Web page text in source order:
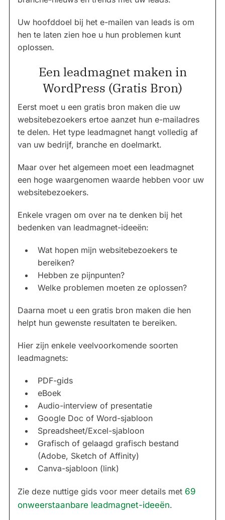
Uw hoofddoel bij het e-mailen van leads is om
hen te laten zien hoe u hun problemen kunt
oplossen.
Een leadmagnet maken in
WordPress (Gratis Bron)
Eerst moet u een gratis bron maken die uw
websitebezoekers ertoe aanzet hun e-mailadres
te delen. Het type leadmagnet hangt volledig af
van uw bedrijf, branche en doelmarkt.
Maar over het algemeen moet een leadmagnet
een hoge waargenomen waarde hebben voor uw
websitebezoekers.
Enkele vragen om over na te denken bij het
bedenken van leadmagnet-ideeën:
Wat hopen mijn websitebezoekers te
bereiken?
Hebben ze pijnpunten?
Welke problemen moeten ze oplossen?
Daarna moet u een gratis bron maken die hen
helpt hun gewenste resultaten te bereiken.
Hier zijn enkele veelvoorkomende soorten
leadmagnets:
PDF-gids
eBoek
Audio-interview of presentatie
Google Doc of Word-sjabloon
Spreadsheet/Excel-sjabloon
Grafisch of gelaagd grafisch bestand
(Adobe, Sketch of Affinity)
Canva-sjabloon (link)
Zie deze nuttige gids voor meer details met 69
onweerstaanbare leadmagnet-ideeën.